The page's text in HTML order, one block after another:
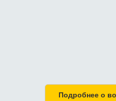
Подробнее о